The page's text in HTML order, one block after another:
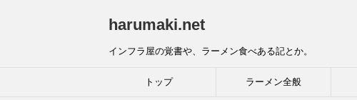
harumaki.net
インフラ屋の覚書や、ラーメン食べある記とか。
トップ ラーメン全般